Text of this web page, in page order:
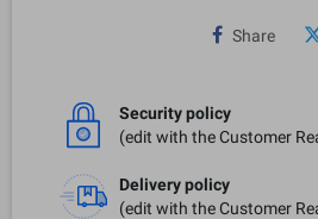
Share
Security policy
(edit with the Customer
Delivery policy
(edit with the Customer